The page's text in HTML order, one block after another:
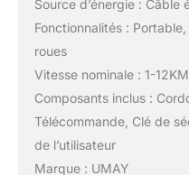
Source d’énergie : Câble
Fonctionnalités :
roues
Vitesse nominale : 1-
Composants inclus :
Télécommande, Clé de
de l’utilisateur
Marque : UMAY